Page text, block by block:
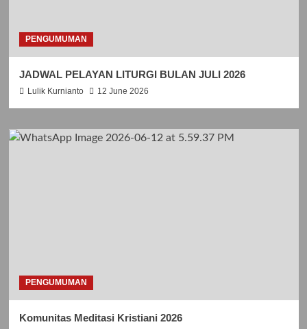
PENGUMUMAN
JADWAL PELAYAN LITURGI BULAN JULI 2026
Lulik Kurnianto 12 June 2026
PENGUMUMAN
Komunitas Meditasi Kristiani 2026